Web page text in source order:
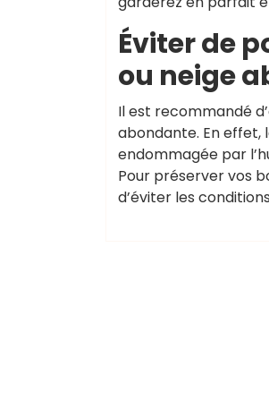
Éviter de
ou neige
Il est recommandé
abondante. En effet,
endommagée par
Pour préserver vos
d’éviter les